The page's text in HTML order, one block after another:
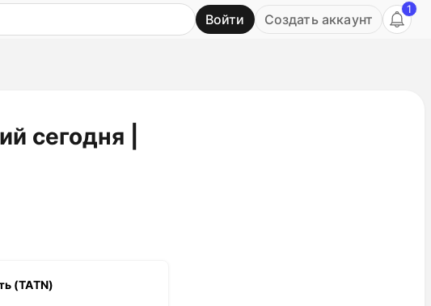
Войти Создать аккаунт
1
сегодня |
(TATN)